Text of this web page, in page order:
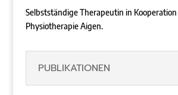
Selbstständige Therapeutin in
Physiotherapie Aigen.
PUBLIKATIONEN